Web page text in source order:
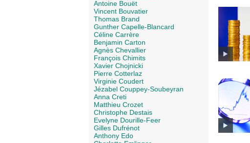
Antoine Bouët
Vincent Bouvatier
Thomas Brand
Gunther Capelle-Blancard
Céline Carrère
Benjamin Carton
Agnès Chevallier
François Chimits
Xavier Chojnicki
Pierre Cotterlaz
Virginie Coudert
Jézabel Couppey-Soubeyran
Anna Creti
Matthieu Crozet
Christophe Destais
Evelyne Dourille-Feer
Gilles Dufrénot
Anthony Edo